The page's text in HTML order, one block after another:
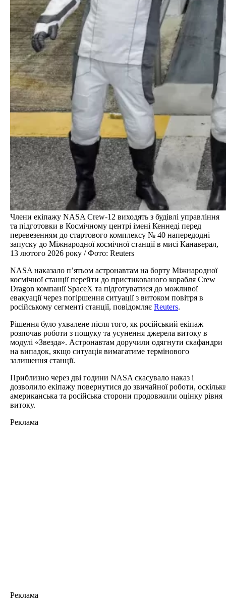
Члени екіпажу NASA Crew-12 виходять з будівлі управління
та підготовки в Космічному центрі імені Кеннеді перед
перевезенням до стартового комплексу № 40 напередодні
запуску до Міжнародної космічної станції в мисі Канаверал,
13 лютого 2026 року / Фото: Reuters
NASA наказало п’ятьом астронавтам на борту Міжнародної
космічної станції перейти до пристикованого корабля Crew
Dragon компанії SpaceX та підготуватися до можливої
евакуації через погіршення ситуації з витоком повітря в
російському сегменті станції, повідомляє Reuters.
Рішення було ухвалене після того, як російський екіпаж
розпочав роботи з пошуку та усунення джерела витоку в
модулі «Звезда». Астронавтам доручили одягнути скафандри
на випадок, якщо ситуація вимагатиме термінового
залишення станції.
Приблизно через дві години NASA скасувало наказ і
дозволило екіпажу повернутися до звичайної роботи,
американська та російська сторони продовжили оцінку рівня
витоку.
Реклама
Реклама